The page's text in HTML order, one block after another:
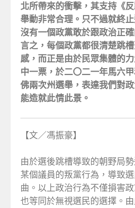
北所帶來的衝擊，其支持《
舉動非常合理。只不過就終
沒有一個政黨敢於跟政治正
言之，每個政黨都很清楚跳
感，而正是由於民眾集體的
中一票，於二〇二一年馬六
佛兩次州選舉，表達我們對
能造就此情此景。
【文／馮振豪】
由於選後跳槽導致的朝野局
某個議員的叛黨行為，導致
曲。以上政治行為不僅損害
也等同於無視選民的選擇。